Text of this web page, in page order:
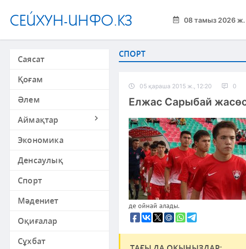
СЕЙХУН-ИНФО.КЗ 08 тамыз 2026 ж.
Саясат
Қоғам
Әлем
Аймақтар
Экономика
Денсаулық
Спорт
Мәдениет
Оқиғалар
Сұхбат
СПОРТ
05 қараша 2015 ж., 12:20 0
Елжас Сарыбай
де ойнай алады.